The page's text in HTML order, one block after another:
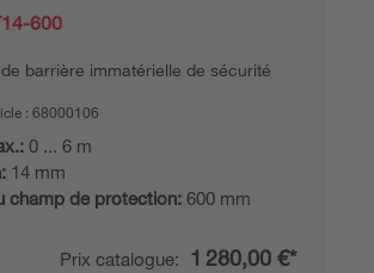
600
barrière immatérielle de sécurité
: 68000106
0 ... 6 m
14 mm
champ de protection: 600 mm
Prix catalogue: 1 280,00 €*